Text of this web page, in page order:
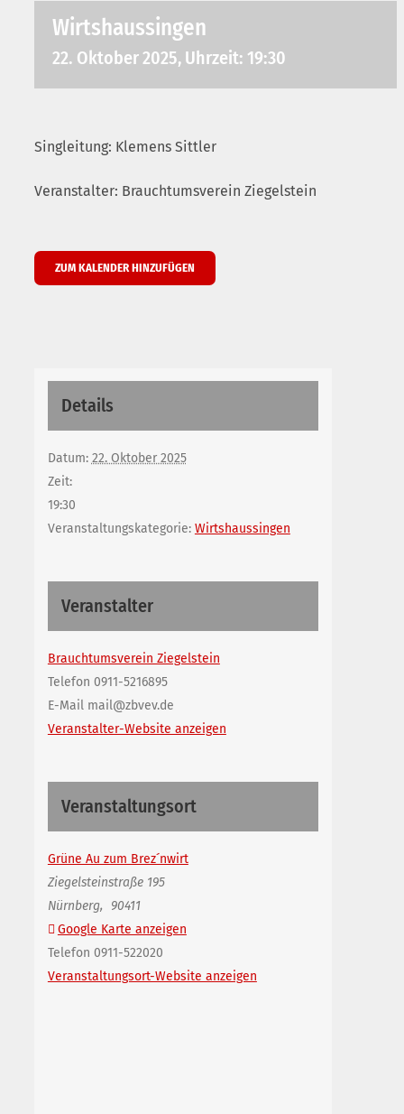
Wirtshaussingen
22. Oktober 2025, Uhrzeit: 19:30
Singleitung: Klemens Sittler
Veranstalter: Brauchtumsverein Ziegelstein
ZUM KALENDER HINZUFÜGEN
Details
Datum: 22. Oktober 2025
Zeit:
19:30
Veranstaltungskategorie: Wirtshaussingen
Veranstalter
Brauchtumsverein Ziegelstein
Telefon 0911-5216895
E-Mail mail@zbvev.de
Veranstalter-Website anzeigen
Veranstaltungsort
Grüne Au zum Brez´nwirt
Ziegelsteinstraße 195
Nürnberg, 90411
Google Karte anzeigen
Telefon 0911-522020
Veranstaltungsort-Website anzeigen